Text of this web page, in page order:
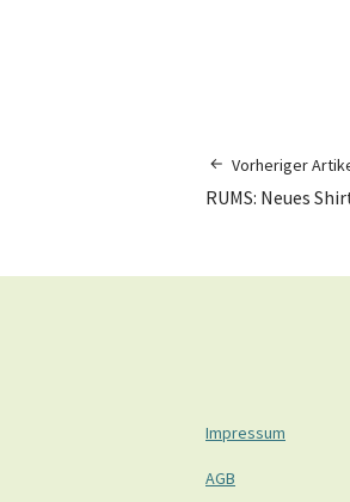
Vorheriger
RUMS: Neues
Impressum
AGB